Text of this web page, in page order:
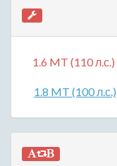
1.6 MT (110 л.с.)
1.8 MT (100 л.с.)